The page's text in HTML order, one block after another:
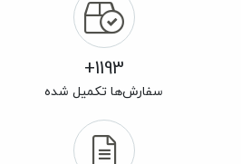
1193+
سفارش‌ها تکمیل شده